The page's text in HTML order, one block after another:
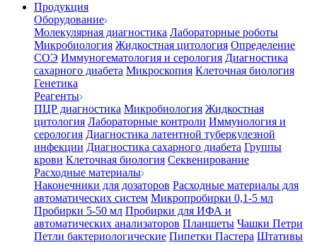
Продукция
Оборудование
Молекулярная диагностика Лабораторные роботы
Микробиология Жидкостная цитология Определение
СОЭ Иммуногематология и серология Диагностика
сахарного диабета Микроскопия Клеточная биология
Генетика
Реагенты
ПЦР диагностика Микробиология Жидкостная
цитология Лабораторные контроли Иммунология и
серология Диагностика латентной туберкулезной
инфекции Диагностика сахарного диабета Группы
крови Клеточная биология Секвенирование
Расходные материалы
Наконечники для дозаторов Расходные материалы для
автоматических систем Микропробирки 0,1-5 мл
Пробирки 5-50 мл Пробирки для ИФА и
автоматических анализаторов Планшеты Чашки Петри
Петли бактериологические Пипетки Пастера Штативы